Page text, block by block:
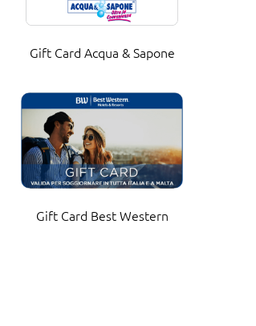
Gift Card Acqua & Sapone
Gift Card Best Western